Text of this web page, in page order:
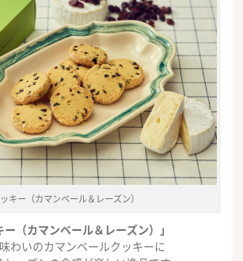
キー（カマンベール＆レーズン）
ー（カマンベール＆レーズン）」
わいのカマンベールクッキーに